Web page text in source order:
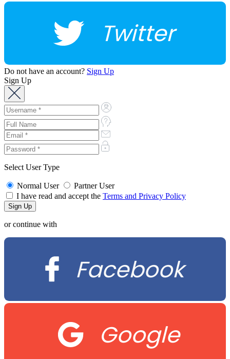
Twitter
Do not have an account? Sign Up
Sign Up
Select User Type
Normal User
Partner User
I have read and accept the Terms and Privacy Policy
or continue with
Facebook
Google